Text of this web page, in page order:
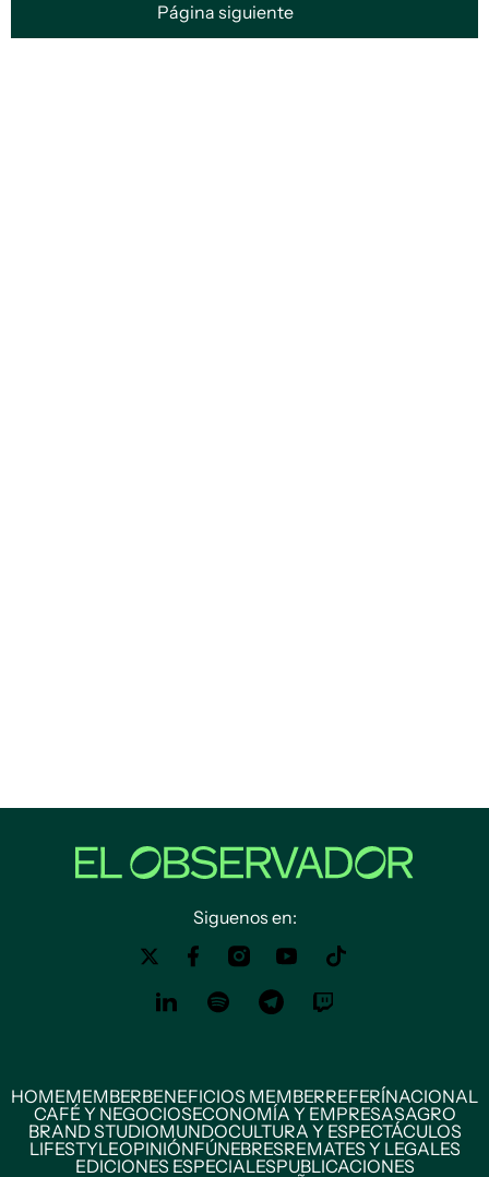
Página siguiente
Siguenos en:
HOMEMEMBERBENEFICIOS MEMBERREFERÍNACIONAL
CAFÉ Y NEGOCIOSECONOMÍA Y EMPRESASAGRO
BRAND STUDIOMUNDOCULTURA Y ESPECTÁCULOS
LIFESTYLEOPINIÓNFÚNEBRESREMATES Y LEGALES
EDICIONES ESPECIALESPUBLICACIONES